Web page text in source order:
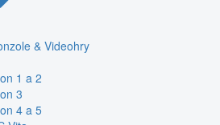
& Videohry
1 a 2
3
4 a 5